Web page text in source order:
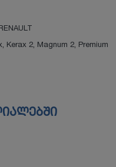
Kerax 2, Magnum 2, Premium